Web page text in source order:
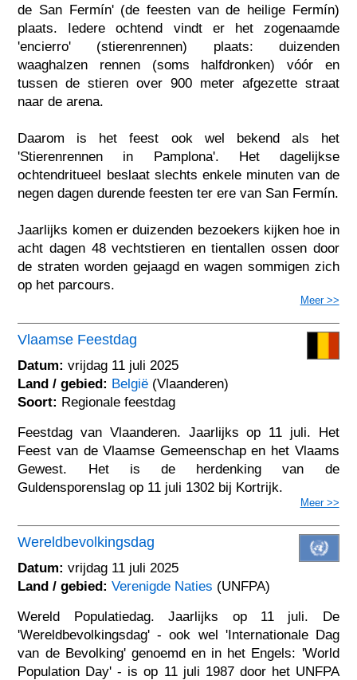
de San Fermín' (de feesten van de heilige Fermín)
plaats. Iedere ochtend vindt er het zogenaamde
'encierro' (stierenrennen) plaats: duizenden
waaghalzen rennen (soms halfdronken) vóór en
tussen de stieren over 900 meter afgezette straat
naar de arena.
Daarom is het feest ook wel bekend als het
'Stierenrennen in Pamplona'. Het dagelijkse
ochtendritueel beslaat slechts enkele minuten van de
negen dagen durende feesten ter ere van San Fermín.
Jaarlijks komen er duizenden bezoekers kijken hoe in
acht dagen 48 vechtstieren en tientallen ossen door
de straten worden gejaagd en wagen sommigen zich
op het parcours.
Meer >>
Vlaamse Feestdag
Datum: vrijdag 11 juli 2025
Land / gebied: België (Vlaanderen)
Soort: Regionale feestdag
Feestdag van Vlaanderen. Jaarlijks op 11 juli. Het
Feest van de Vlaamse Gemeenschap en het Vlaams
Gewest. Het is de herdenking van de
Guldensporenslag op 11 juli 1302 bij Kortrijk.
Meer >>
Wereldbevolkingsdag
Datum: vrijdag 11 juli 2025
Land / gebied: Verenigde Naties (UNFPA)
Wereld Populatiedag. Jaarlijks op 11 juli. De
'Wereldbevolkingsdag' - ook wel 'Internationale Dag
van de Bevolking' genoemd en in het Engels: 'World
Population Day' - is op 11 juli 1987 door het UNFPA